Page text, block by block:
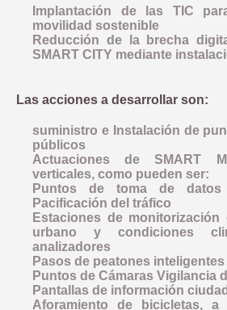
Implantación de las TIC
movilidad sostenible
Reducción de la brecha
SMART CITY mediante
Las acciones a desarrollar son:
suministro e Instalación de
públicos
Actuaciones de SMART
verticales, como pueden ser:
Puntos de toma de
Pacificación del tráfico
Estaciones de
urbano y condiciones
analizadores
Pasos de peatones inteligentes
Puntos de Cámaras Vigilancia
Pantallas de información
Aforamiento de bicicletas,